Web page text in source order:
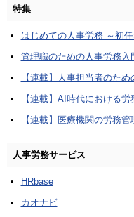
特集
はじめての人事労務 ～初
管理職のための人事労務入
【連載】人事担当者のた
【連載】AI時代における
【連載】医療機関の労務
人事労務サービス
HRbase
カオナビ